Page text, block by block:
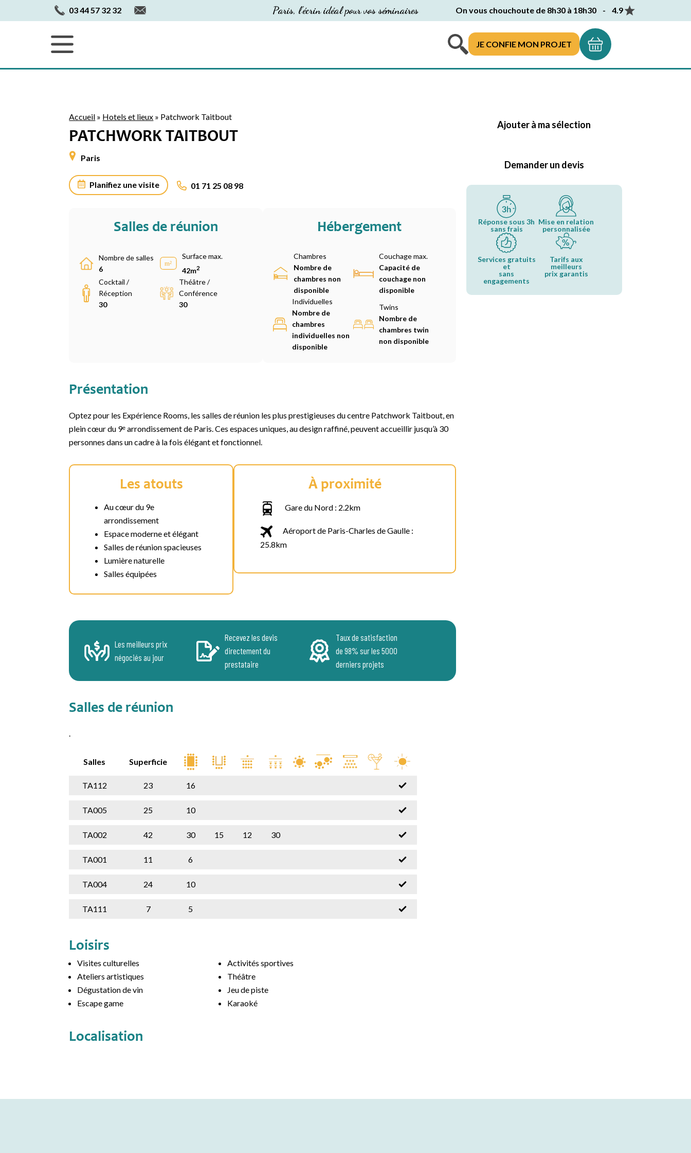
03 44 57 32 32 Paris, l'écrin idéal pour vos séminaires On vous chouchoute de 8h30 à 18h30 - 4.9
JE CONFIE MON PROJET
Accueil » Hotels et lieux » Patchwork Taitbout
PATCHWORK TAITBOUT
Paris
Planifiez une visite 01 71 25 08 98
Salles de réunion
Nombre de salles
6
Surface max.
42m2
Cocktail /
Réception
30
Théâtre /
Conférence
30
Hébergement
Chambres
Nombre de
chambres non
disponible
Couchage max.
Capacité de
couchage non
disponible
Individuelles
Nombre de
chambres
individuelles non
disponible
Twins
Nombre de
chambres twin
non disponible
Présentation
Optez pour les Expérience Rooms, les salles de réunion les plus prestigieuses du centre Patchwork Taitbout, en
plein cœur du 9ᵉ arrondissement de Paris. Ces espaces uniques, au design raffiné, peuvent accueillir jusqu’à 30
personnes dans un cadre à la fois élégant et fonctionnel.
Les atouts
Au cœur du 9e
arrondissement
Espace moderne et élégant
Salles de réunion spacieuses
Lumière naturelle
Salles équipées
À proximité
Gare du Nord : 2.2km
Aéroport de Paris-Charles de Gaulle :
25.8km
Les meilleurs prix
négociés au jour
Recevez les devis
directement du
prestataire
Taux de satisfaction
de 98% sur les 5000
derniers projets
Salles de réunion
.
Salles Superficie
TA112 23 16
TA005 25 10
TA002 42 30 15 12 30
TA001 11 6
TA004 24 10
TA111 7 5
Loisirs
Visites culturelles
Activités sportives
Ateliers artistiques
Théâtre
Dégustation de vin
Jeu de piste
Escape game
Karaoké
Localisation
Ajouter à ma sélection
Demander un devis
Réponse sous 3h
sans frais
Mise en relation
personnalisée
Services gratuits
et
sans
engagements
Tarifs aux
meilleurs
prix garantis